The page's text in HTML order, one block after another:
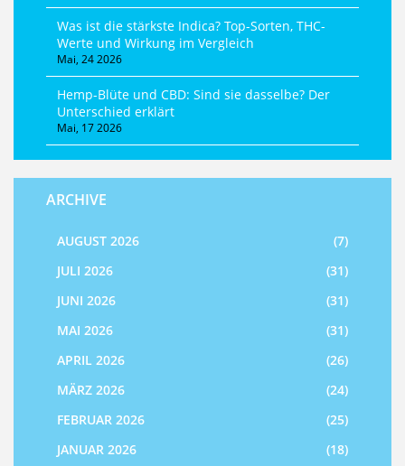
Was ist die stärkste Indica? Top-Sorten, THC-
Werte und Wirkung im Vergleich
Mai, 24 2026
Hemp-Blüte und CBD: Sind sie dasselbe? Der
Unterschied erklärt
Mai, 17 2026
ARCHIVE
AUGUST 2026
(7)
JULI 2026
(31)
JUNI 2026
(31)
MAI 2026
(31)
APRIL 2026
(26)
MÄRZ 2026
(24)
FEBRUAR 2026
(25)
JANUAR 2026
(18)